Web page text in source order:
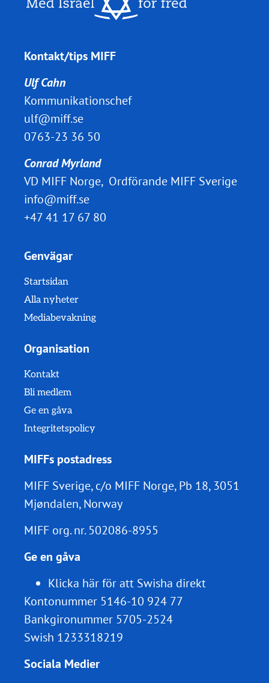
Kontakt/tips MIFF
Ulf Cahn
Kommunikationschef
ulf@miff.se
0763-23 36 50
Conrad Myrland
VD MIFF Norge, Ordförande MIFF Sverige
info@miff.se
+47 41 17 67 80
Genvägar
Startsidan
Alla nyheter
Mediabevakning
Organisation
Kontakt
Bli medlem
Ge en gåva
Integritetspolicy
MIFFs postadress
MIFF Sverige, c/o MIFF Norge, Pb 18, 3051
Mjøndalen, Norway
MIFF org. nr.502086-8955
Ge en gåva
Klicka här för att Swisha direkt
Kontonummer 5146-10 924 77
Bankgironummer 5705-2524
Swish 1233318219
Sociala Medier